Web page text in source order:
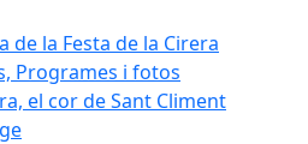
de la Festa de la Cirera
Programes i fotos
el cor de Sant Climent